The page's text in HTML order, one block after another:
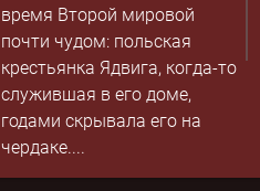
время Второй мировой
почти чудом: польская
крестьянка Ядвига, когда-то
служившая в его доме,
годами скрывала его на
чердаке....